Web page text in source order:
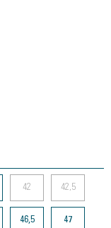
42 42,5
46,5 47